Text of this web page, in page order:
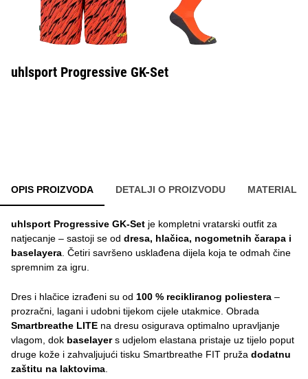
uhlsport Progressive GK-Set
OPIS PROIZVODA DETALJI O PROIZVODU MATERIAL
uhlsport Progressive GK-Set je kompletni vratarski outfit za
natjecanje – sastoji se od dresa, hlačica, nogometnih čarapa i
baselayera . Četiri savršeno usklađena dijela koja te odmah čine
spremnim za igru.
Dres i hlačice izrađeni su od 100 % recikliranog poliestera –
prozračni, lagani i udobni tijekom cijele utakmice. Obrada
Smartbreathe LITE na dresu osigurava optimalno upravljanje
vlagom, dok baselayers udjelom elastana pristaje uz tijelo poput
druge kože i zahvaljujući tisku Smartbreathe FIT pruža dodatnu
zaštitu na laktovima